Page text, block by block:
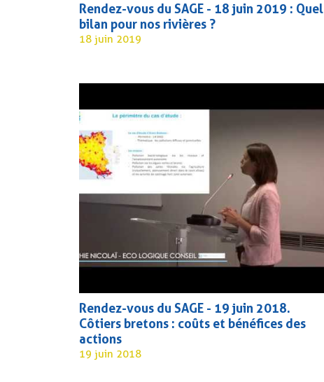
Rendez-vous du SAGE - 18 juin 2019 : Quel
bilan pour nos rivières ?
18 juin 2019
Rendez-vous du SAGE - 19 juin 2018.
Côtiers bretons : coûts et bénéfices des
actions
19 juin 2018